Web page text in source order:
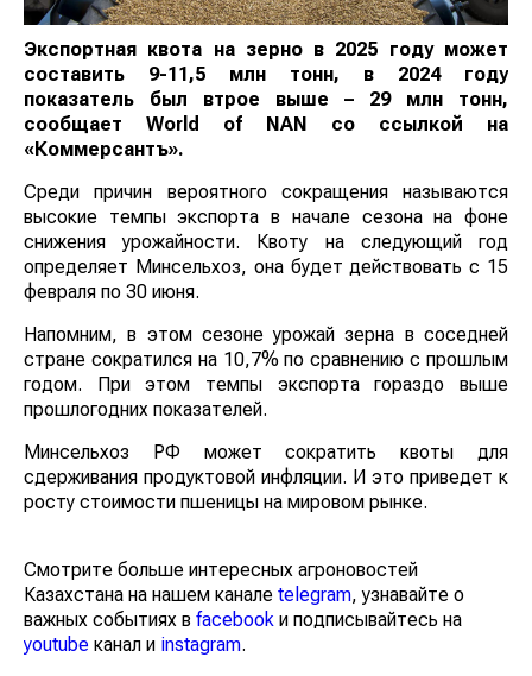
Экспортная квота на зерно в 2025 году может
составить 9-11,5 млн тонн, в 2024 году
показатель был втрое выше – 29 млн тонн,
сообщает World of NAN
со ссылкой на
«Коммерсантъ».
Среди причин вероятного сокращения называются
высокие темпы экспорта в начале сезона на фоне
снижения урожайности. Квоту на следующий год
определяет Минсельхоз, она будет действовать с 15
февраля по 30 июня.
Напомним, в этом сезоне урожай зерна в соседней
стране сократился на 10,7% по сравнению с прошлым
годом. При этом темпы экспорта гораздо выше
прошлогодних показателей.
Минсельхоз РФ может сократить квоты для
сдерживания продуктовой инфляции. И это приведет к
росту стоимости пшеницы на мировом рынке.
Смотрите больше интересных агроновостей
Казахстана на нашем канале telegram, узнавайте о
важных событиях в facebook и подписывайтесь на
youtube канал и instagram.